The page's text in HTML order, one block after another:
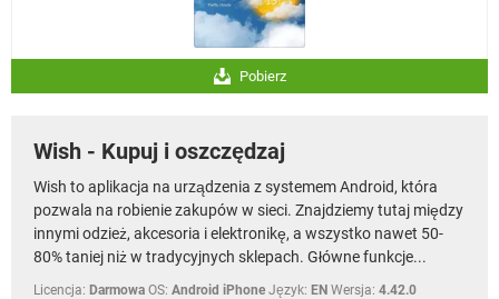
Pobierz
Wish - Kupuj i oszczędzaj
Wish to aplikacja na urządzenia z systemem Android, która
pozwala na robienie zakupów w sieci. Znajdziemy tutaj między
innymi odzież, akcesoria i elektronikę, a wszystko nawet 50-
80% taniej niż w tradycyjnych sklepach. Główne funkcje...
Licencja: Darmowa OS: Android iPhone Język: EN Wersja: 4.42.0